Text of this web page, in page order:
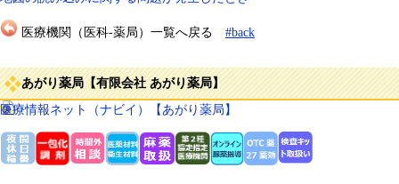
医療機関（医科-薬局）一覧へ戻る #back
あがり薬局【有限会社 あがり薬局】
医療情報ネット（ナビイ）【あがり薬局】